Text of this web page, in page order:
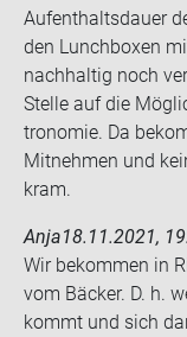
Auf­ent­halts­dau­er
den Lunch­bo­xen
nach­hal­tig noch
Stel­le auf die
tro­no­mie. Da
Mit­neh­men und
kram.
Anja18.11.2021,
Wir be­kom­men in
vom Bä­cker. D. h.
kommt und sich